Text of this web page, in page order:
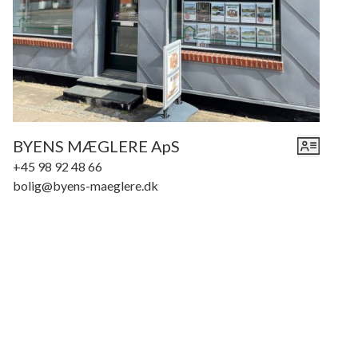
Gårdsplads/holdeplads er belagt med sorte granitskærver.
Der er lille kælderrum med udvendig nedgang, med styring af
gulvvarme m.m. Opvarmning sker ved BAXI stokerfyr,
placeret i fyrrum i udhuset.
Stor dobbelt garage med 2 porte og med aut. elhejs på
portene, der er i enden af garagerne, værksted, fyrrum ialt 75
kvm. På siden af denne bygning er lavet stort redskabsrum,
samt gl. brændeskur, opført i stålplader. Jerslev Vandværk.
Off. kloak.
BYENS MÆGLERE ApS
+45 98 92 48 66
bolig@byens-maeglere.dk